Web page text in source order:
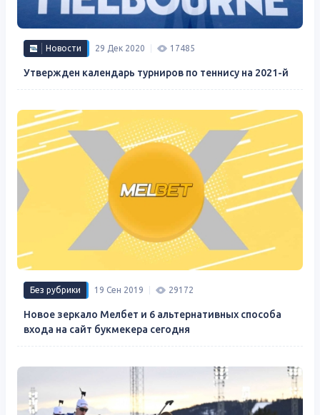
Новости 29 Дек 2020 17485
Утвержден календарь турниров по теннису на 2021-й
Без рубрики 19 Сен 2019 29172
Новое зеркало Мелбет и 6 альтернативных способа
входа на сайт букмекера сегодня